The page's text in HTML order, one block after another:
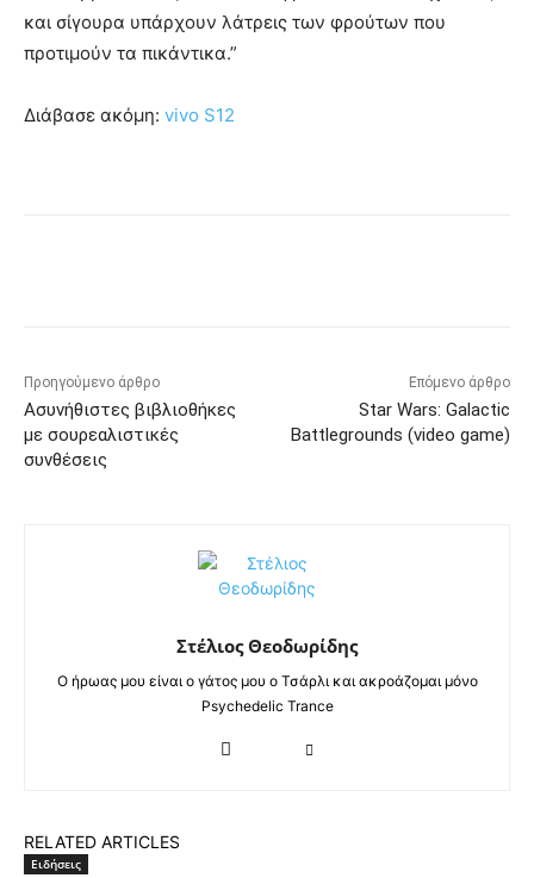
και σίγουρα υπάρχουν λάτρεις των φρούτων που
προτιμούν τα πικάντικα.”
Διάβασε ακόμη: vivo S12
Προηγούμενο άρθρο
Ασυνήθιστες βιβλιοθήκες
με σουρεαλιστικές
συνθέσεις
Επόμενο άρθρο
Star Wars: Galactic
Battlegrounds (video game)
Στέλιος Θεοδωρίδης
Ο ήρωας μου είναι ο γάτος μου ο Τσάρλι και ακροάζομαι μόνο
Psychedelic Trance
RELATED ARTICLES
Ειδήσεις